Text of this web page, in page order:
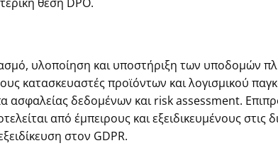
υλοποίηση και υποστήριξη των υποδομών
κατασκευαστές προϊόντων και λογισμικού
δεδομένων και risk assessment.
από έμπειρους και εξειδικευμένους στις
στον GDPR.